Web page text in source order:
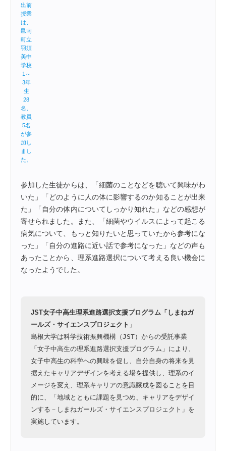
出前
授業
は、
邑南
町立
羽須
美中
学校
1～
3年
生
28
名、
教員
5名
が参
加し
まし
た。
参加した生徒からは、「細菌のことなどを聴いて興味がわ
いた」「どのように人の体に影響するのか知ることが出来
た」「自分の体内についてしっかり知れた」などの感想が
寄せられました。また、「細菌やウイルスによって起こる
病気について、もっと知りたいと思っていたから参考にな
った」「自分の進路に近い話で参考になった」などの声も
あったことから、理系進路選択について考える良い機会に
なったようでした。
JST女子中高生理系進路選択支援プログラム「しまねガ
ールズ・サイエンスプロジェクト」
島根大学は科学技術振興機構（JST）からの受託事業
「女子中高生の理系進路選択支援プログラム」により、
女子中高生の科学への興味を促し、自分自身の将来を見
据えたキャリアデザインを考える場を提供し、理系のイ
メージを変え、理系キャリアの意識醸成を図ることを目
的に、「地域とともに課題を見つめ、キャリアをデザイ
ンする－しまねガールズ・サイエンスプロジェクト」を
実施しています。